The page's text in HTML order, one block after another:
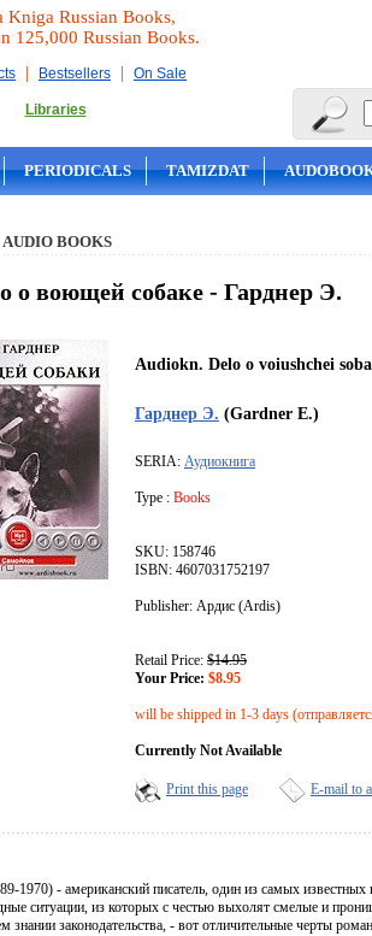
Kniga Russian Books,
125,000 Russian Books.
| Bestsellers | On Sale
Libraries
PERIODICALS TAMIZDAT
AUDIO BOOKS
о воющей собаке - Гарднер Э.
Audiokn. Delo o voiushchei
Гарднер Э. (Gardner E.)
SERIA: Аудиокнига
Type : Books
SKU: 158746
ISBN: 4607031752197
Publisher: Ардис (Ardis)
Retail Price: $14.95
Your Price: $8.95
will be shipped in 1-3 days
Currently Not Available
Print this page E-mail to
1970) - американский писатель, один из самых известных
ситуации, из которых с честью выхолят смелые и
знании законодательства, - вот отличительные черты